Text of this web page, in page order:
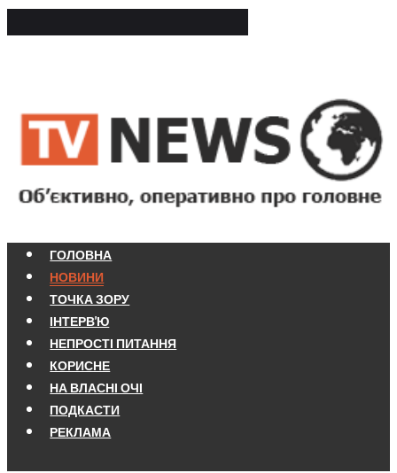
ГОЛОВНА
НОВИНИ
ТОЧКА ЗОРУ
ІНТЕРВ'Ю
НЕПРОСТІ ПИТАННЯ
КОРИСНЕ
НА ВЛАСНІ ОЧІ
ПОДКАСТИ
РЕКЛАМА